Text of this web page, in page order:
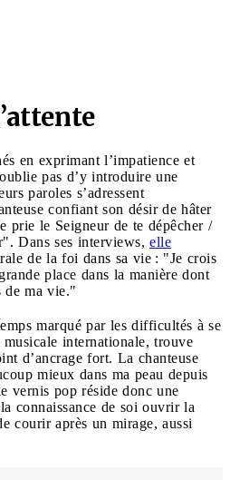
en exprimant l’impatience et
pas d’y introduire une
paroles s’adressent
confiant son désir de hâter
prie le Seigneur de te dépêcher /
Dans ses interviews, elle
de la foi dans sa vie : "Je crois
place dans la manière dont
de ma vie."
marqué par les difficultés à se
internationale, trouve
d’ancrage fort. La chanteuse
mieux dans ma peau depuis
vernis pop réside donc une
connaissance de soi ouvrir la
courir après un mirage, aussi